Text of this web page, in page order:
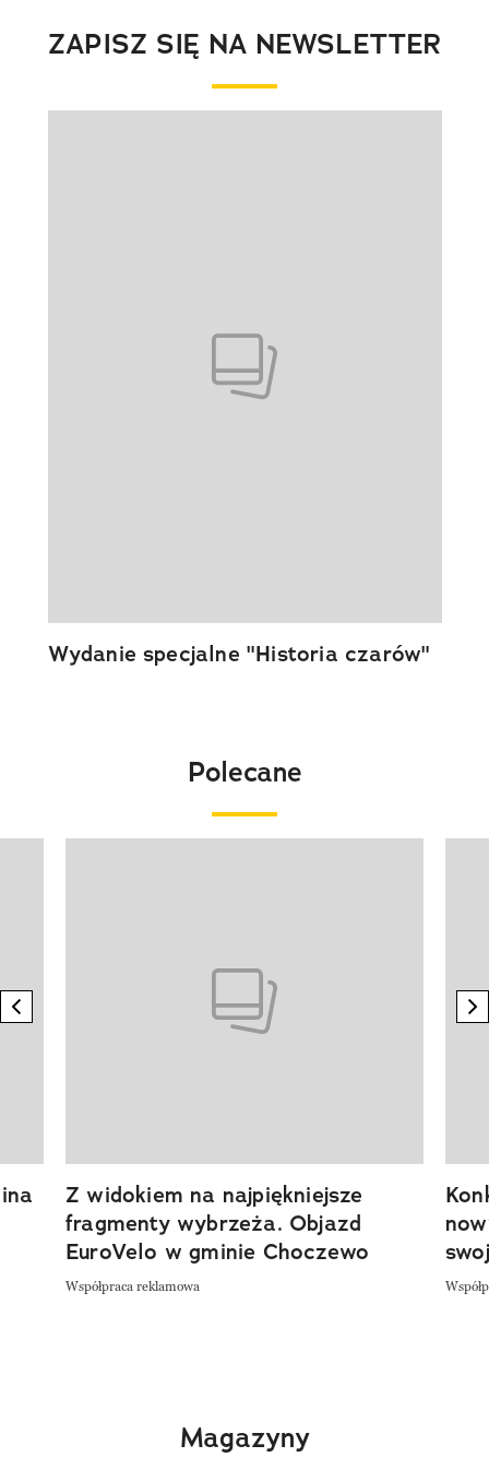
ZAPISZ SIĘ NA NEWSLETTER
Wydanie specjalne "Historia czarów"
Polecane
previous element
Z widokiem na najpiękniejsze
fragmenty wybrzeża. Objazd
EuroVelo w gminie Choczewo
Współpraca reklamowa
Magazyny